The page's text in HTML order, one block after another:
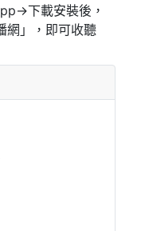
下載安裝後，
網」，即可收聽